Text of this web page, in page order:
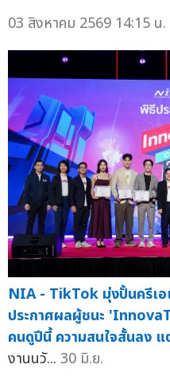
03 สิงหาคม 2569 14:15 น.
NIA - TikTok มุ่งปั้นครีเ
ประกาศผลผู้ชนะ
คนดูปีนี้ ความสนใจสั้นลง แ
งานนวั... 30 มิ.ย.